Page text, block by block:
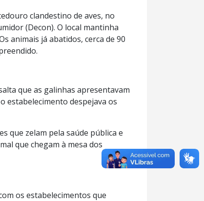
clandestino de aves, no
(Decon). O local mantinha
animais já abatidos, cerca de 90
que as galinhas apresentavam
estabelecimento despejava os
que zelam pela saúde pública e
que chegam à mesa dos
os estabelecimentos que